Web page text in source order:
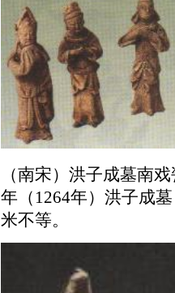
（南宋）洪子成墓南
年（1264年）洪子成
米不等。